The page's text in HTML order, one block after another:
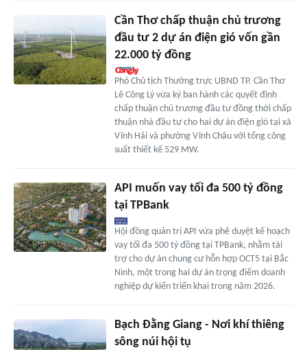
Cần Thơ chấp thuận chủ trương
đầu tư 2 dự án điện gió vốn gần
22.000 tỷ đồng
Phó Chủ tịch Thường trực UBND TP. Cần Thơ
Lê Công Lý vừa ký ban hành các quyết định
chấp thuận chủ trương đầu tư đồng thời chấp
thuận nhà đầu tư cho hai dự án điện gió tại xã
Vĩnh Hải và phường Vĩnh Châu với tổng công
suất thiết kế 529 MW.
API muốn vay tối đa 500 tỷ đồng
tại TPBank
Hội đồng quản trị API vừa phê duyệt kế hoạch
vay tối đa 500 tỷ đồng tại TPBank, nhằm tài
trợ cho dự án chung cư hỗn hợp OCT5 tại Bắc
Ninh, một trong hai dự án trọng điểm doanh
nghiệp dự kiến triển khai trong năm 2026.
Bạch Đằng Giang - Nơi khí thiêng
sông núi hội tụ